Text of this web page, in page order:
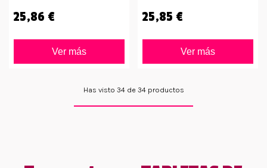
25,86 €
Ver más
25,85 €
Ver más
Has visto 34 de 34 productos